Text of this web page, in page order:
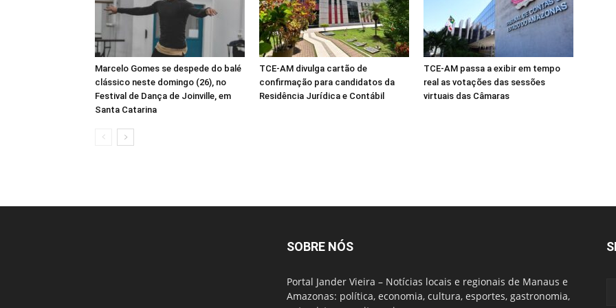
Marcelo Gomes se despede do balé
clássico neste domingo (26), no
Festival de Dança de Joinville, em
Santa Catarina
TCE-AM divulga cartão de
confirmação para candidatos da
Residência Jurídica e Contábil
TCE-AM passa a exibir em tempo
real as votações das sessões
virtuais das Câmaras
SOBRE NÓS
Portal Jander Vieira – Notícias locais e regionais de Manaus e
Amazonas: política, economia, cultura, esportes, gastronomia,